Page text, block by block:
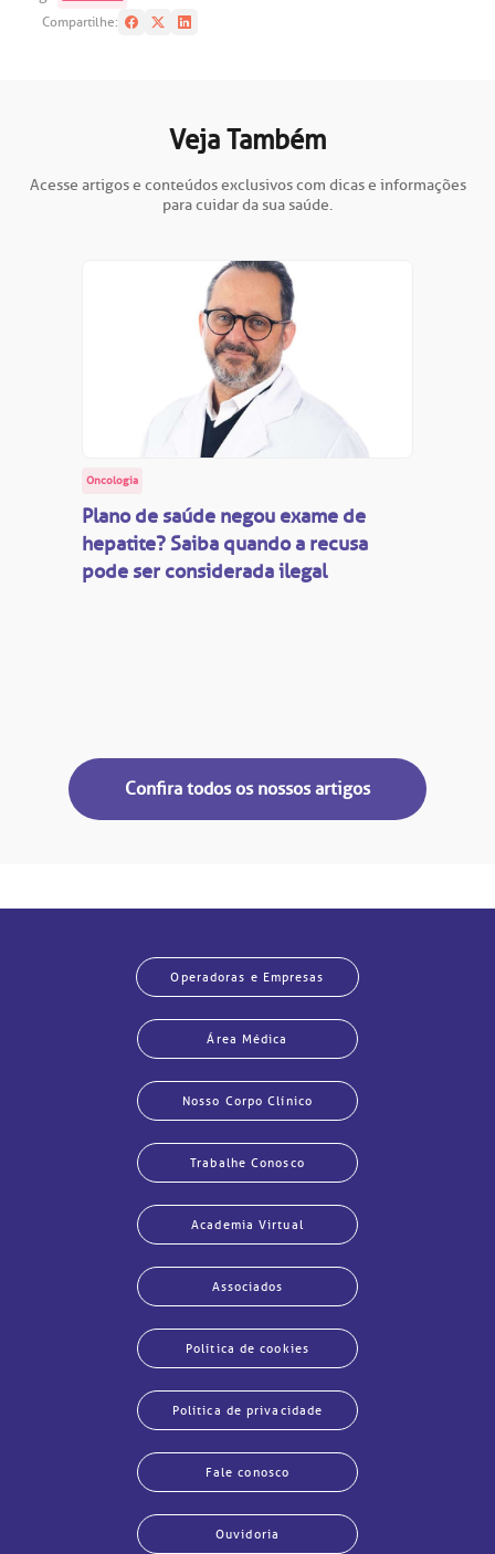
Compartilhe:
Veja Também
Acesse artigos e conteúdos exclusivos com dicas e informações
para cuidar da sua saúde.
Oncologia
Plano de saúde negou exame de
hepatite? Saiba quando a recusa
pode ser considerada ilegal
Confira todos os nossos artigos
Operadoras e Empresas
Área Médica
Nosso Corpo Clínico
Trabalhe Conosco
Academia Virtual
Associados
Política de cookies
Política de privacidade
Fale conosco
Ouvidoria